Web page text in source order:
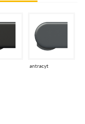
antracyt